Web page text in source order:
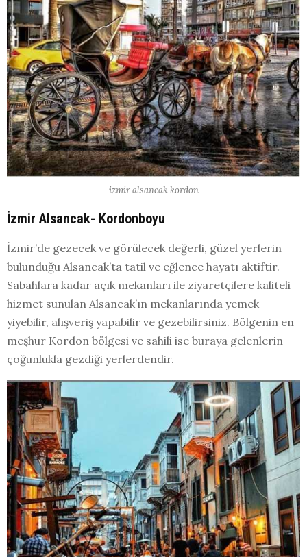
izmir alsancak kordon
İzmir Alsancak- Kordonboyu
İzmir’de gezecek ve görülecek değerli, güzel yerlerin
bulunduğu Alsancak’ta tatil ve eğlence hayatı aktiftir.
Sabahlara kadar açık mekanları ile ziyaretçilere kaliteli
hizmet sunulan Alsancak’ın mekanlarında yemek
yiyebilir, alışveriş yapabilir ve gezebilirsiniz. Bölgenin en
meşhur Kordon bölgesi ve sahili ise buraya gelenlerin
çoğunlukla gezdiği yerlerdendir.